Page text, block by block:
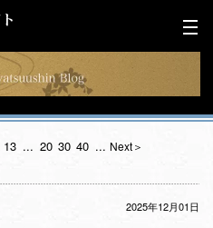
13 ... 20 30 40 ... Next＞
2025年12月01日